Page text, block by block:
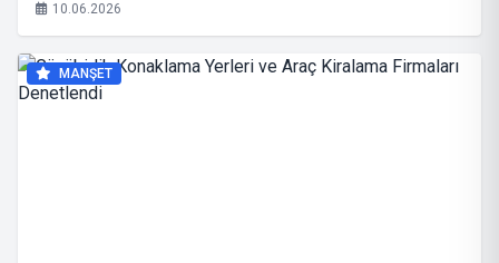
10.06.2026
MANŞET